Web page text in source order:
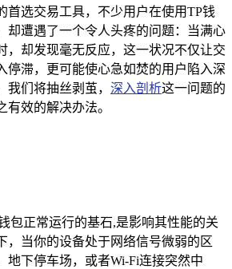
首选交易工具，不少用户在使用TP钱
却遭遇了一个令人头疼的问题：当满心
，却发现毫无反应，这一状况不仅让交
停滞，更可能使心急如焚的用户陷入深
们将抽丝剥茧， 深入剖析这一问题的
有效的解决办法。
包正常运行的基石,是影响其性能的关
，当你的设备处于网络信号微弱的区
地下停车场，或者Wi-Fi连接突然中